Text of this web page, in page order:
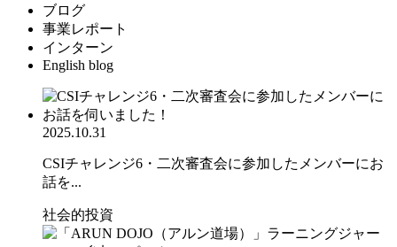
ブログ
事業レポート
インターン
English blog
2025.10.31
CSIチャレンジ6・二次審査会に参加したメンバーにお
話を...
社会的投資